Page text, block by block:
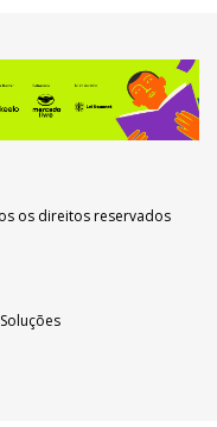
os direitos reservados